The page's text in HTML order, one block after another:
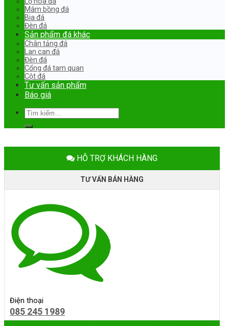
Mâm bồng đá
Bia đá
Đèn đá
Sản phẩm đá khác
Chân tảng đá
Lan can đá
Đèn đá
Cổng đá tam quan
Cột đá
Tư vấn sản phẩm
Báo giá
Tìm
kiếm:
HỖ TRỢ KHÁCH HÀNG
TƯ VẤN BÁN HÀNG
Điện thoại
085 245 1989